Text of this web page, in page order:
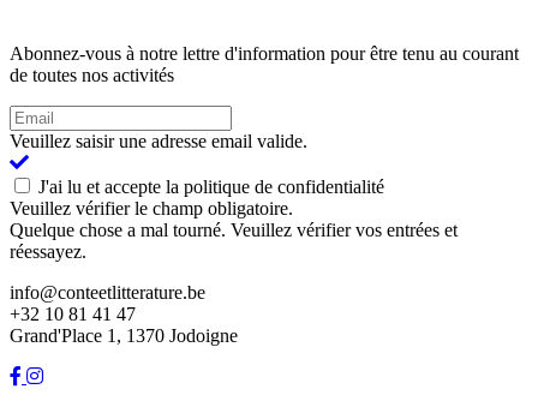
Abonnez-vous à notre lettre d'information pour être tenu au courant
de toutes nos activités
Veuillez saisir une adresse email valide.
J'ai lu et accepte la politique de confidentialité
Veuillez vérifier le champ obligatoire.
Quelque chose a mal tourné. Veuillez vérifier vos entrées et
réessayez.
info@conteetlitterature.be
+32 10 81 41 47
Grand'Place 1, 1370 Jodoigne